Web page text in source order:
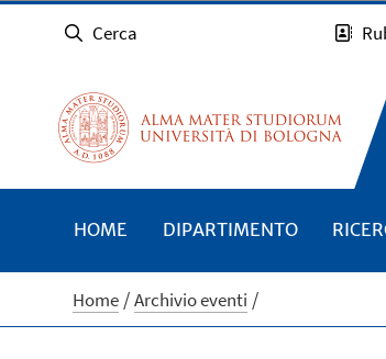
Cerca
HOME DIPARTIMENTO
Home Archivio eventi